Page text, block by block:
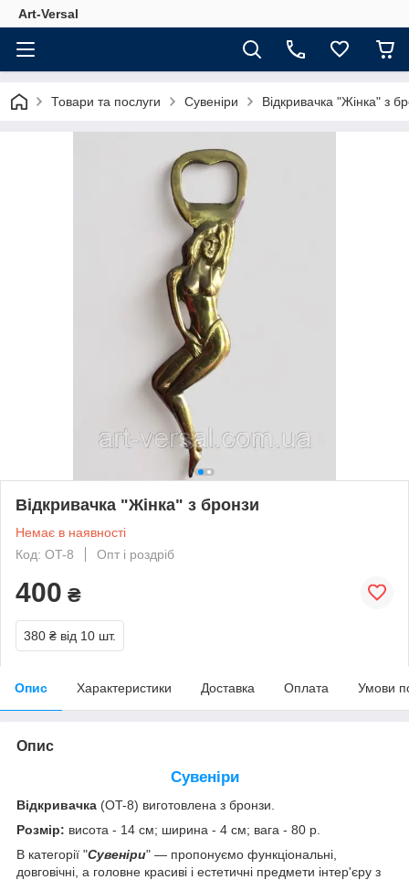
Аrt-Versal
Товари та послуги Сувеніри Відкривачка "Жінка" з
Відкривачка "Жінка" з бронзи
Немає в наявності
Код: OT-8
Опт і роздріб
400 ₴
380 ₴ від 10 шт.
Опис Характеристики Доставка Оплата Умови
Опис
Сувеніри
Відкривачка (OT-8) виготовлена з бронзи.
Розмір: висота - 14 см; ширина - 4 см; вага - 80 р.
В категорії "Сувеніри" ― пропонуємо функціональні,
довговічні, а головне красиві і естетичні предмети інтер'єру з